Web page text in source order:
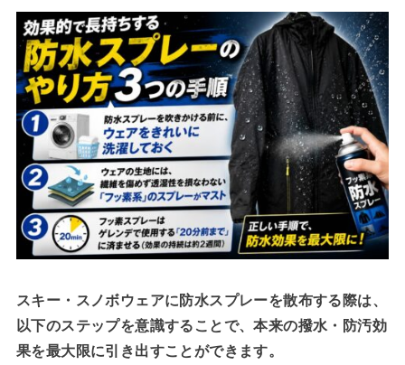
スキー・スノボウェアに防水スプレーを散布する際は、
以下のステップを意識することで、本来の撥水・防汚効
果を最大限に引き出すことができます。